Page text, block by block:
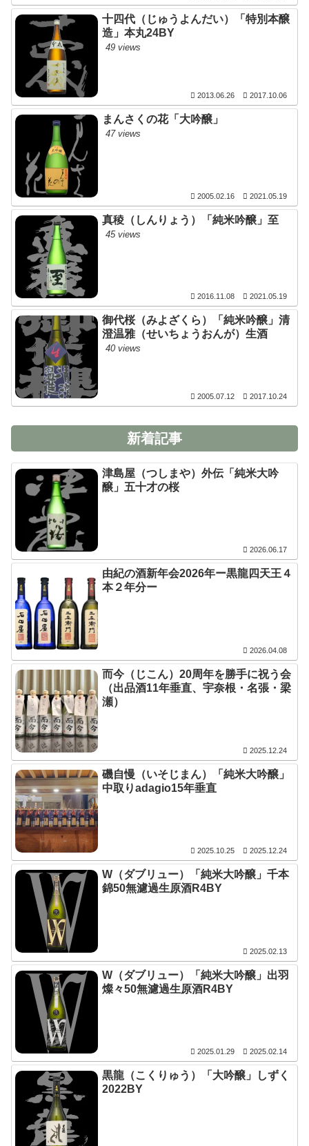
十四代（じゅうよんだい）「特別本醸
造」本丸24BY
49 views
2013.06.26 2017.10.06
まんさくの花「大吟醸」
47 views
2005.02.16 2021.05.19
真稜（しんりょう）「純米吟醸」至
45 views
2016.11.08 2021.05.19
御代桜（みよざくら）「純米吟醸」清
澄温雅（せいちょうおんが）生酒
40 views
2005.07.12 2017.10.24
新着記事
津島屋（つしまや）外伝「純米大吟
醸」五十才の桜
2026.06.17
由紀の酒新年会2026年ー黒龍四天王４
本２年分ー
2026.04.08
而今（じこん）20周年を勝手に祝う会
（出品酒11年垂直、宇奈根・名張・梁
瀬）
2025.12.24
磯自慢（いそじまん）「純米大吟醸」
中取りadagio15年垂直
2025.10.25 2025.12.24
W（ダブリュー）「純米大吟醸」千本
錦50無濾過生原酒R4BY
2025.02.13
W（ダブリュー）「純米大吟醸」出羽
燦々50無濾過生原酒R4BY
2025.01.29 2025.02.14
黒龍（こくりゅう）「大吟醸」しずく
2022BY